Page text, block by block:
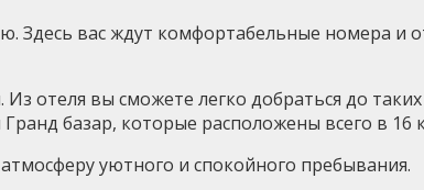
Здесь вас ждут комфортабельные номера и
отеля вы сможете легко добраться до
базар, которые расположены всего в 16
уютного и спокойного пребывания.